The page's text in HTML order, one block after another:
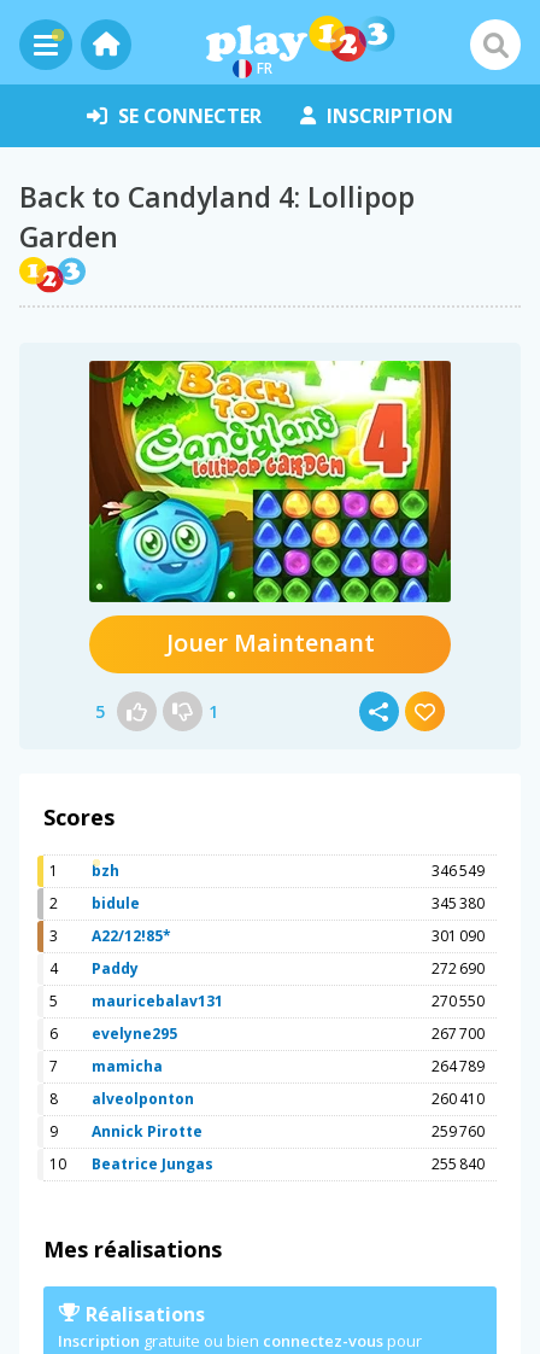
FR
SE CONNECTER INSCRIPTION
Back to Candyland 4: Lollipop
Garden
Jouer Maintenant
5 1
Scores
1 bzh
346 549
2
bidule
345 380
3
A22/12!85*
301 090
4
Paddy
272 690
5
mauricebalav131
270 550
6
evelyne295
267 700
7
mamicha
264 789
8
alveolponton
260 410
9
Annick Pirotte
259 760
10
Beatrice Jungas 255 840
Mes réalisations
Réalisations
Inscription gratuite ou bien connectez-vous pour